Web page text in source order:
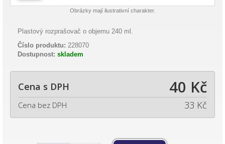
Obrázky mají ilustrativní charakter.
Plastový rozprašovač o objemu 240 ml.
Číslo produktu: 228070
Dostupnost: skladem
Cena s DPH 40 Kč
Cena bez DPH 33 Kč